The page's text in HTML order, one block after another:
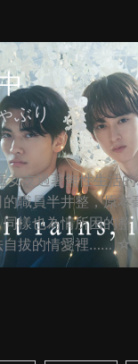
ぶり
女友過著無性生活
職員半井整，原本
樣也為情所困的整
自拔的情愛裡……